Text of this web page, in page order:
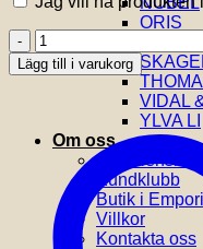
ORIS
SIF
VIDAL
YLVA LI
Om oss
Om Glensia
Kundklubb
Butik i
Villkor
Kontakta oss
EFVA
ATTLING
-
Petal
Stars
Earrings
mängd
Lägg till i varukorg